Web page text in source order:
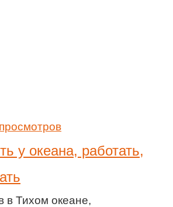
у океана, работать,
в Тихом океане,